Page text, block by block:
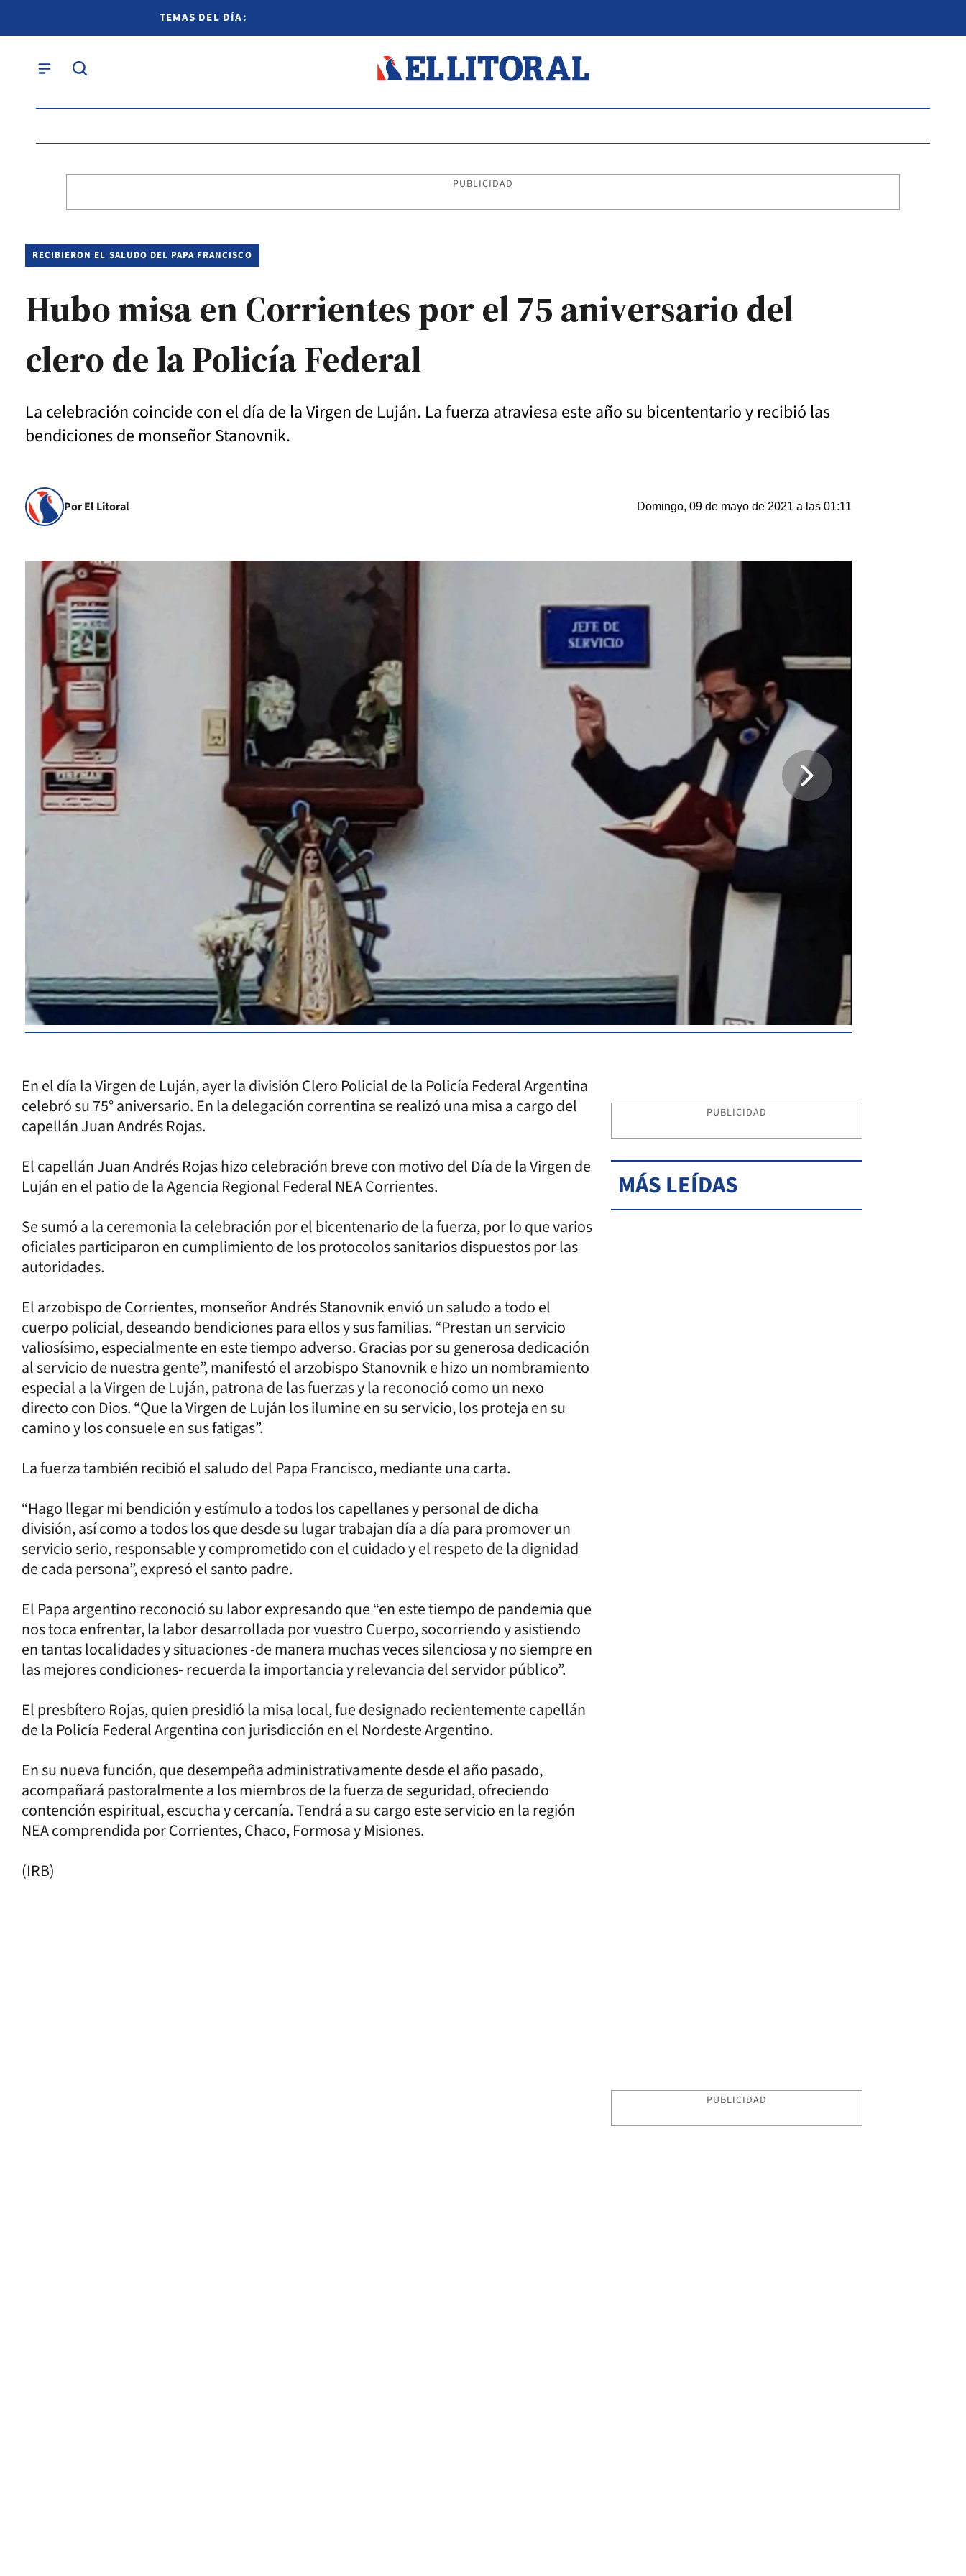
TEMAS DEL DÍA:
PUBLICIDAD
RECIBIERON EL SALUDO DEL PAPA FRANCISCO
Hubo misa en Corrientes por el 75 aniversario del
clero de la Policía Federal
La celebración coincide con el día de la Virgen de Luján. La fuerza atraviesa este año su bicententario y recibió las
bendiciones de monseñor Stanovnik.
Por El Litoral Domingo, 09 de mayo de 2021 a las 01:11
En el día la Virgen de Luján, ayer la división Clero Policial de la Policía Federal Argentina
celebró su 75° aniversario. En la delegación correntina se realizó una misa a cargo del
capellán Juan Andrés Rojas.
El capellán Juan Andrés Rojas hizo celebración breve con motivo del Día de la Virgen de
Luján en el patio de la Agencia Regional Federal NEA Corrientes.
Se sumó a la ceremonia la celebración por el bicentenario de la fuerza, por lo que varios
oficiales participaron en cumplimiento de los protocolos sanitarios dispuestos por las
autoridades.
El arzobispo de Corrientes, monseñor Andrés Stanovnik envió un saludo a todo el
cuerpo policial, deseando bendiciones para ellos y sus familias. “Prestan un servicio
valiosísimo, especialmente en este tiempo adverso. Gracias por su generosa dedicación
al servicio de nuestra gente”, manifestó el arzobispo Stanovnik e hizo un nombramiento
especial a la Virgen de Luján, patrona de las fuerzas y la reconoció como un nexo
directo con Dios. “Que la Virgen de Luján los ilumine en su servicio, los proteja en su
camino y los consuele en sus fatigas”.
La fuerza también recibió el saludo del Papa Francisco, mediante una carta.
“Hago llegar mi bendición y estímulo a todos los capellanes y personal de dicha
división, así como a todos los que desde su lugar trabajan día a día para promover un
servicio serio, responsable y comprometido con el cuidado y el respeto de la dignidad
de cada persona”, expresó el santo padre.
El Papa argentino reconoció su labor expresando que “en este tiempo de pandemia que
nos toca enfrentar, la labor desarrollada por vuestro Cuerpo, socorriendo y asistiendo
en tantas localidades y situaciones -de manera muchas veces silenciosa y no siempre en
las mejores condiciones- recuerda la importancia y relevancia del servidor público”.
El presbítero Rojas, quien presidió la misa local, fue designado recientemente capellán
de la Policía Federal Argentina con jurisdicción en el Nordeste Argentino.
En su nueva función, que desempeña administrativamente desde el año pasado,
acompañará pastoralmente a los miembros de la fuerza de seguridad, ofreciendo
contención espiritual, escucha y cercanía. Tendrá a su cargo este servicio en la región
NEA comprendida por Corrientes, Chaco, Formosa y Misiones.
(IRB)
PUBLICIDAD
MÁS LEÍDAS
PUBLICIDAD